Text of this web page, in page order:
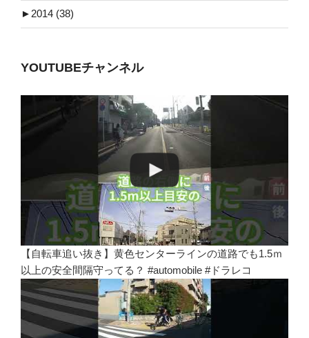
► 2014 (38)
YOUTUBEチャンネル
【自転車追い抜き】黄色センターラインの道路でも1.5ｍ
以上の安全間隔守ってる？ #automobile #ドラレコ